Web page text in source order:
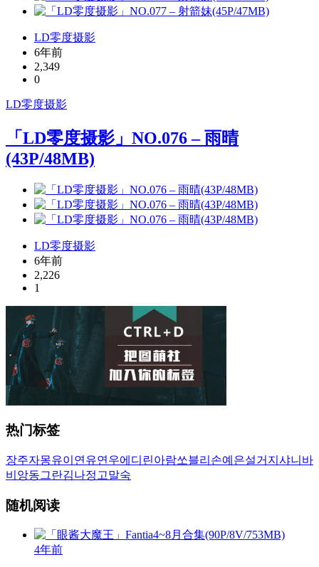
LD零度摄影
6年前
2,349
0
LD零度摄影
「LD零度摄影」NO.076 – 雨晴
(43P/48MB)
LD零度摄影
6年前
2,226
1
热门标签
장주자몽유이 연유연우에디린아람쏘블리 손예은설거지 샤니 바
비앙동그란김나정 고말숙
随机阅读
4年前